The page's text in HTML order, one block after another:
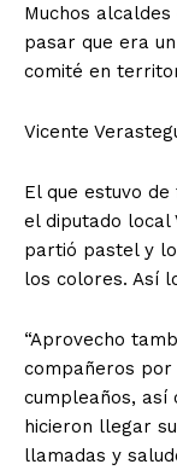
Muchos
pasar que era
comité en
Vicente
El que estuvo
el diputado local
partió pastel y
los colores. Así
“Aprovecho
compañeros
cumpleaños, así
hicieron llegar
llamadas y